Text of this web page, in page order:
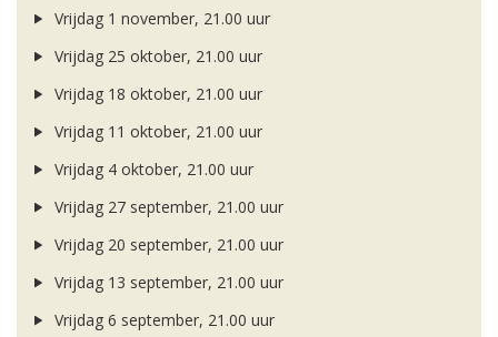
Vrijdag 1 november, 21.00 uur
Vrijdag 25 oktober, 21.00 uur
Vrijdag 18 oktober, 21.00 uur
Vrijdag 11 oktober, 21.00 uur
Vrijdag 4 oktober, 21.00 uur
Vrijdag 27 september, 21.00 uur
Vrijdag 20 september, 21.00 uur
Vrijdag 13 september, 21.00 uur
Vrijdag 6 september, 21.00 uur